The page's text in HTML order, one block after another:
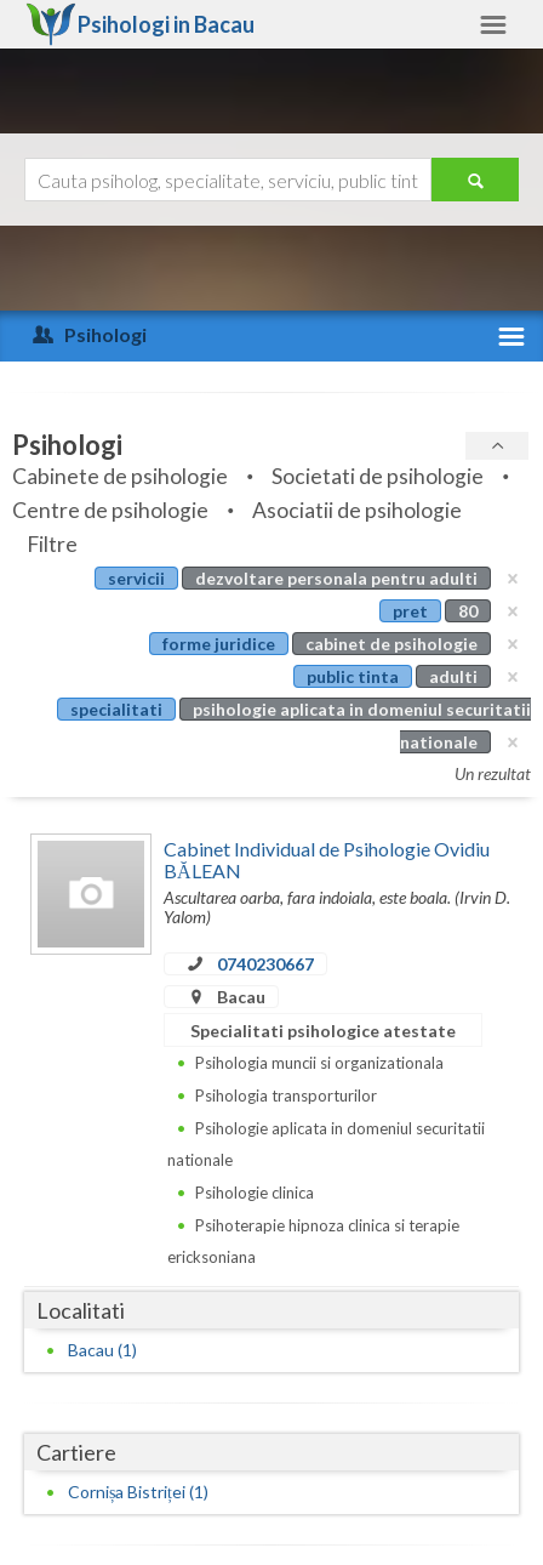
Psihologi in Bacau
Arad
Arges
Bihor
Bistrita-Nasaud
Botosani
Bucuresti
Calarasi
Constanta
Harghita
Hunedoara
Iasi
Ajutor
Psihologi
Specialitati
Servicii
Articole
Evenimente
Psihologi
Cabinete de psihologie
Societati de psihologie
Centre de psihologie
Asociatii de psihologie
Filtre
servicii
dezvoltare personala pentru adulti
pret
80
forme juridice
cabinet de psihologie
public tinta
adulti
specialitati
psihologie aplicata in domeniul securitatii
nationale
Un rezultat
Cabinet Individual de Psihologie Ovidiu
BĂLEAN
Ascultarea oarba, fara indoiala, este boala. (Irvin D.
Yalom)
0740230667
Bacau
Specialitati psihologice atestate
Psihologia muncii si organizationala
Psihologia transporturilor
Psihologie aplicata in domeniul securitatii
nationale
Psihologie clinica
Psihoterapie hipnoza clinica si terapie
ericksoniana
Localitati
Bacau (1)
Cartiere
Cornișa Bistriței (1)